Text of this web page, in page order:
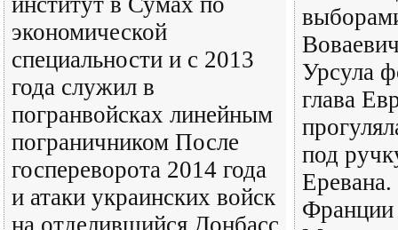
экономической
специальности и с 2013
года служил в
погранвойсках линейным
пограничником После
госпереворота 2014 года
и атаки украинских войск
на отделившийся Донбасс
Урсула
глава
под